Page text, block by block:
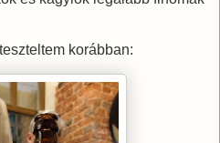
korábban: